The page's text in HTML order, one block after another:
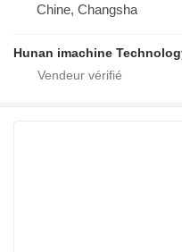
Chine, Changsha
Hunan imachine